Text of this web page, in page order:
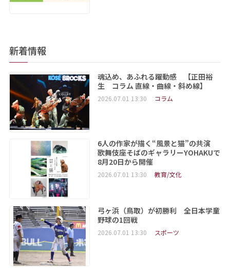
新着情報
魂込め、あふれる躍動感 【正田裕
生 コラム 直線・曲線・斜め線】
2026.07.01 13:30 コラム
6人の作家が描く“風景と猫”の共演
歌舞伎座そばのギャラリーYOHAKUで
8月20日から開催
2026.07.01 13:30 教育/文化
弓ヶ浜（鳥取）が初勝利 全日本学童
野球の1回戦
2026.07.01 13:30 スポーツ